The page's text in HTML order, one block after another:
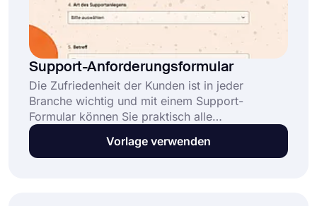
Support-Anforderungsformular
Die Zufriedenheit der Kunden ist in jeder
Branche wichtig und mit einem Support-
Formular können Sie praktisch alle
Kundenanfragen sammeln. Erstellen Sie noch
heute Ihr Formular mit dem Support-
Vorlage verwenden